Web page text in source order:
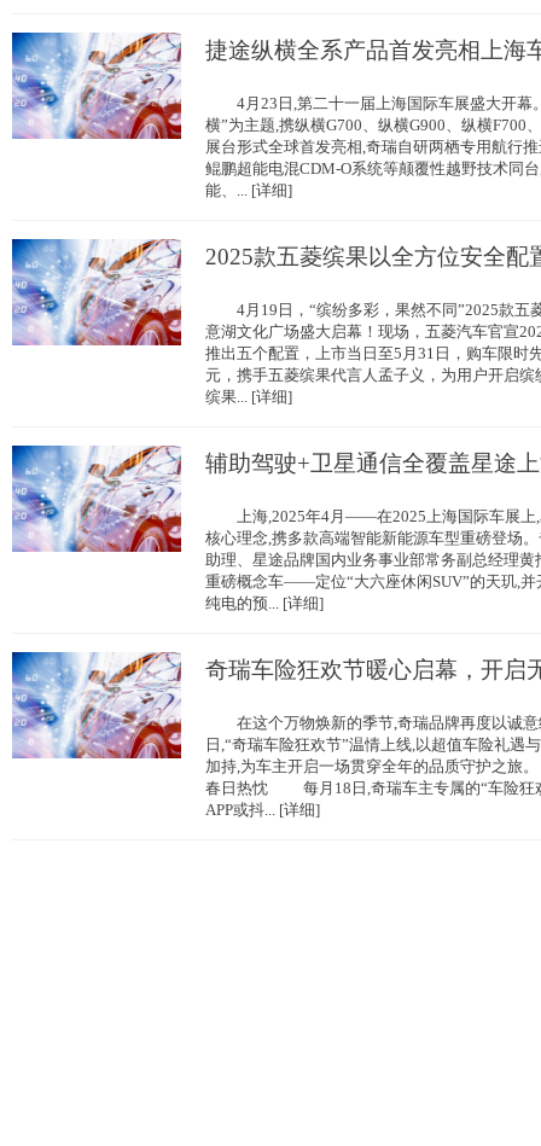
捷途纵横全系产品首发亮相上海
4月23日,第二十一届上海国际车展盛大开幕
横”为主题,携纵横G700、纵横G900、纵横F700
展台形式全球首发亮相,奇瑞自研两栖专用航行
鲲鹏超能电混CDM-O系统等颠覆性越野技术同
能、... [详细]
2025款五菱缤果以全方位安全配
4月19日，“缤纷多彩，果然不同”2025款五
意湖文化广场盛大启幕！现场，五菱汽车官宣
推出五个配置，上市当日至5月31日，购车限时
元，携手五菱缤果代言人孟子义，为用户开
缤果... [详细]
辅助驾驶+卫星通信全覆盖星途
上海,2025年4月——在2025上海国际车展上,
核心理念,携多款高端智能新能源车型重磅登场
助理、星途品牌国内业务事业部常务副总经理
重磅概念车——定位“大六座休闲SUV”的天玑,并
纯电的预... [详细]
奇瑞车险狂欢节暖心启幕，开启
在这个万物焕新的季节,奇瑞品牌再度以诚意
日,“奇瑞车险狂欢节”温情上线,以超值车险礼遇
加持,为车主开启一场贯穿全年的品质守护之
春日热忱 每月18日,奇瑞车主专属的“车险狂
APP或抖... [详细]